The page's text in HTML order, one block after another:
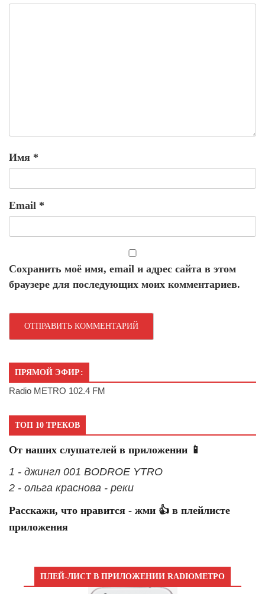
Имя *
Email *
Сохранить моё имя, email и адрес сайта в этом
браузере для последующих моих комментариев.
ПРЯМОЙ ЭФИР:
Radio METRO 102.4 FM
ТОП 10 ТРЕКОВ
От наших слушателей в приложении 📱
1 - джингл 001 BODROE YTRO
2 - ольга краснова - реки
Расскажи, что нравится - жми 👍 в плейлисте
приложения
ПЛЕЙ-ЛИСТ В ПРИЛОЖЕНИИ RADIOМЕТРО